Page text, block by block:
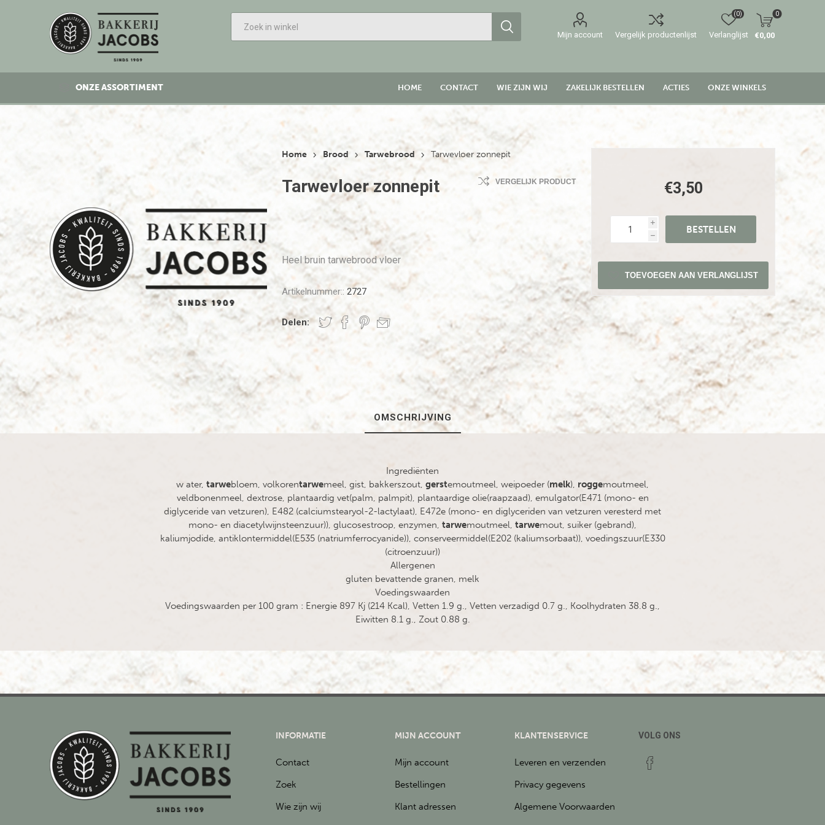
Mijn account Vergelijk productenlijst Verlanglijst
(0) 0
€0,00
ONZE ASSORTIMENT HOME CONTACT WIE ZIJN WIJ ZAKELIJK BESTELLEN ACTIES ONZE WINKELS
Home Brood Tarwebrood Tarwevloer zonnepit
Tarwevloer zonnepit VERGELIJK PRODUCT
Heel bruin tarwebrood vloer
Artikelnummer:: 2727
Delen:
€3,50
i
h
TOEVOEGEN AAN VERLANGLIJST
OMSCHRIJVING
Ingrediënten
w ater, tarwebloem, volkorentarwemeel, gist, bakkerszout, gerstemoutmeel, weipoeder (melk), roggemoutmeel,
veldbonenmeel, dextrose, plantaardig vet(palm, palmpit), plantaardige olie(raapzaad), emulgator(E471 (mono- en
diglyceride van vetzuren), E482 (calciumstearyol-2-lactylaat), E472e (mono- en diglyceriden van vetzuren veresterd met
mono- en diacetylwijnsteenzuur)), glucosestroop, enzymen, tarwemoutmeel, tarwemout, suiker (gebrand),
kaliumjodide, antiklontermiddel(E535 (natriumferrocyanide)), conserveermiddel(E202 (kaliumsorbaat)), voedingszuur(E330
(citroenzuur))
Allergenen
gluten bevattende granen, melk
Voedingswaarden
Voedingswaarden per 100 gram : Energie 897 Kj (214 Kcal), Vetten 1.9 g., Vetten verzadigd 0.7 g., Koolhydraten 38.8 g.,
Eiwitten 8.1 g., Zout 0.88 g.
INFORMATIE
Contact
Zoek
Wie zijn wij
MIJN ACCOUNT
Mijn account
Bestellingen
Klant adressen
KLANTENSERVICE
Leveren en verzenden
Privacy gegevens
Algemene Voorwaarden
VOLG ONS